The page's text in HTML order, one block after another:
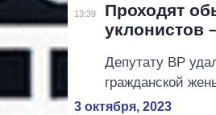
13:39
Проходят
уклонистов
Депутату ВР
гражданской
3 октября, 2023